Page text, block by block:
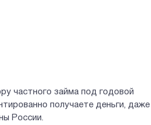
частного займа под годовой
получаете деньги, даже
России.